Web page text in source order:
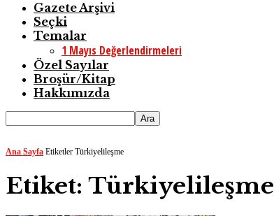
Gazete Arşivi
Seçki
Temalar
1 Mayıs Değerlendirmeleri
Özel Sayılar
Broşür/Kitap
Hakkımızda
Ana Sayfa Etiketler Türkiyelileşme
Etiket: Türkiyelileşme